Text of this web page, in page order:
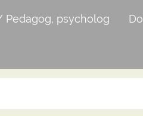
Pedagog, psycholog